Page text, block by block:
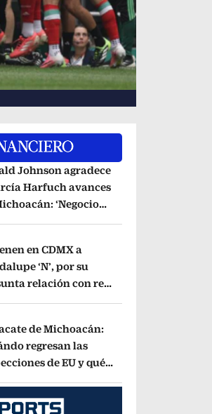
Johnson agradece
Harfuch avances
‘Negocio
en CDMX a
‘N’, por su
relación con red
de Michoacán:
regresan las
de EU y qué
Opens in new window